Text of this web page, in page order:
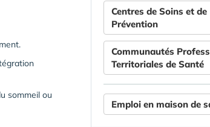
sommeil ou
Centres de Soins et de
Prévention
Communautés
Territoriales de Santé
Emploi en maison de